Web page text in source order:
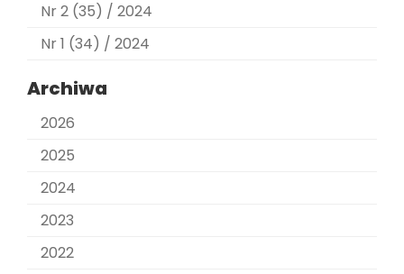
Nr 2 (35) / 2024
Nr 1 (34) / 2024
Archiwa
2026
2025
2024
2023
2022